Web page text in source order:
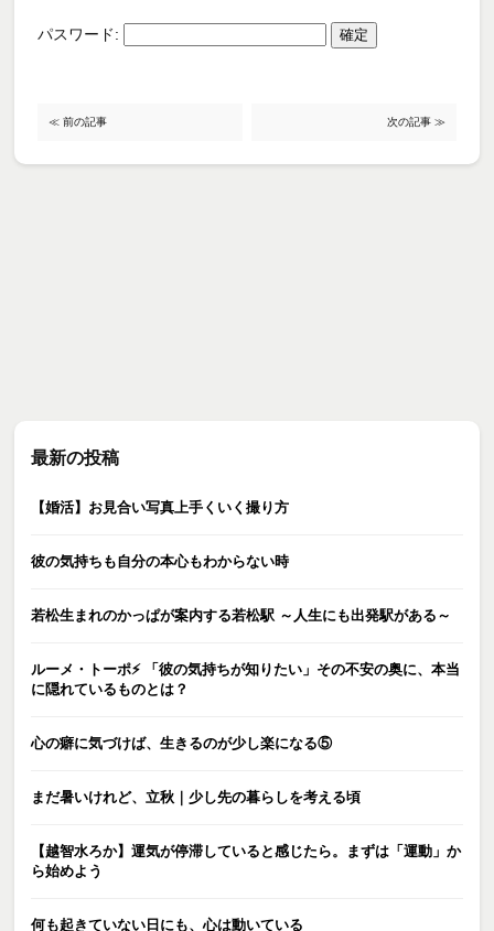
パスワード:
≪ 前の記事 次の記事 ≫
最新の投稿
【婚活】お見合い写真上手くいく撮り方
彼の気持ちも自分の本心もわからない時
若松生まれのかっぱが案内する若松駅 ～人生にも出発駅がある～
ルーメ・トーポ⚡️ 「彼の気持ちが知りたい」その不安の奥に、本当
に隠れているものとは？
心の癖に気づけば、生きるのが少し楽になる⑤
まだ暑いけれど、立秋｜少し先の暮らしを考える頃
【越智水ろか】運気が停滞していると感じたら。まずは「運動」か
ら始めよう
何も起きていない日にも、心は動いている